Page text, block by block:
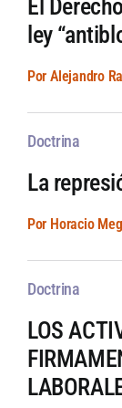
El
ley
Por Alejandro
Doctrina
La
Por Horacio
Doctrina
LOS